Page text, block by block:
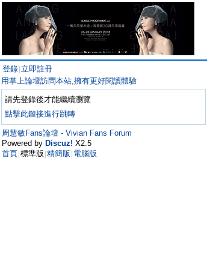
登錄 立即註冊
用掌上論壇訪問本站,擁有更好閱讀體驗
請先登錄後才能繼續瀏覽
點擊此鏈接進行跳轉
周慧敏Fans論壇 - Vivian Fans Forum
Powered by Discuz! X2.5
首頁 標準版 精簡版 電腦版